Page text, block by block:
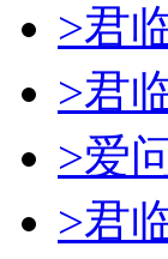
>君
>君
>爱
>君